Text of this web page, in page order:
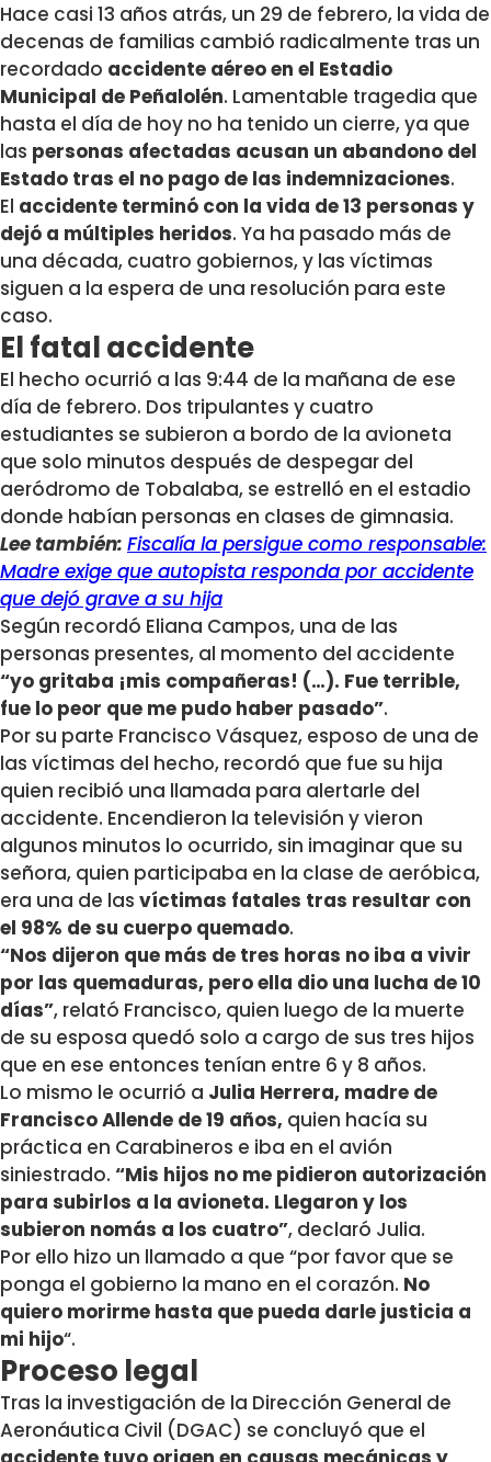
Hace casi 13 años atrás, un 29 de febrero, la vida de
decenas de familias cambió radicalmente tras un
recordado accidente aéreo en el Estadio
Municipal de Peñalolén. Lamentable tragedia que
hasta el día de hoy no ha tenido un cierre, ya que
las personas afectadas acusan un abandono del
Estado tras el no pago de las indemnizaciones.
El accidente terminó con la vida de 13 personas y
dejó a múltiples heridos. Ya ha pasado más de
una década, cuatro gobiernos, y las víctimas
siguen a la espera de una resolución para este
caso.
El fatal accidente
El hecho ocurrió a las 9:44 de la mañana de ese
día de febrero. Dos tripulantes y cuatro
estudiantes se subieron a bordo de la avioneta
que solo minutos después de despegar del
aeródromo de Tobalaba, se estrelló en el estadio
donde habían personas en clases de gimnasia.
Lee también: Fiscalía la persigue como responsable:
Madre exige que autopista responda por accidente
que dejó grave a su hija
Según recordó Eliana Campos, una de las
personas presentes, al momento del accidente
“yo gritaba ¡mis compañeras! (…). Fue terrible,
fue lo peor que me pudo haber pasado”.
Por su parte Francisco Vásquez, esposo de una de
las víctimas del hecho, recordó que fue su hija
quien recibió una llamada para alertarle del
accidente. Encendieron la televisión y vieron
algunos minutos lo ocurrido, sin imaginar que su
señora, quien participaba en la clase de aeróbica,
era una de las víctimas fatales tras resultar con
el 98% de su cuerpo quemado.
“Nos dijeron que más de tres horas no iba a vivir
por las quemaduras, pero ella dio una lucha de 10
días”, relató Francisco, quien luego de la muerte
de su esposa quedó solo a cargo de sus tres hijos
que en ese entonces tenían entre 6 y 8 años.
Lo mismo le ocurrió a Julia Herrera, madre de
Francisco Allende de 19 años, quien hacía su
práctica en Carabineros e iba en el avión
siniestrado. “Mis hijos no me pidieron autorización
para subirlos a la avioneta. Llegaron y los
subieron nomás a los cuatro”, declaró Julia.
Por ello hizo un llamado a que “por favor que se
ponga el gobierno la mano en el corazón. No
quiero morirme hasta que pueda darle justicia a
mi hijo“.
Proceso legal
Tras la investigación de la Dirección General de
Aeronáutica Civil (DGAC) se concluyó que el